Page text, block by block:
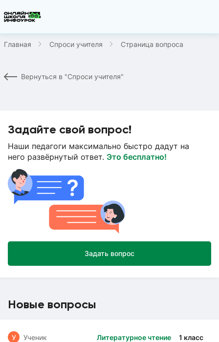
Главная Спроси учителя Страница вопроса
Вернуться в "Спроси учителя"
Задайте свой вопрос!
Наши педагоги максимально быстро дадут на
него развёрнутый ответ. Это бесплатно!
Задать вопрос
Новые вопросы
Литературное чтение 1 класс
У Ученик